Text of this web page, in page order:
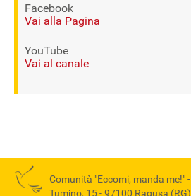
Facebook
Vai alla Pagina
YouTube
Vai al canale
Comunità "Eccomi, manda me!" -
Tumino, 15 - 97100 Ragusa (RG)